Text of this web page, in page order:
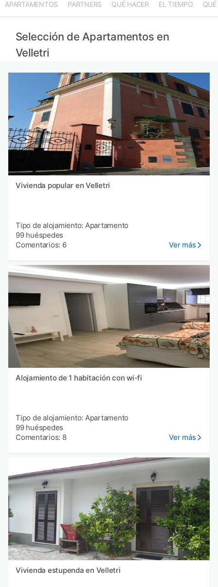
APARTAMENTOS PARTNERS QUÉ HACER EL TIEMPO QUÉ
Selección de Apartamentos en
Velletri
Vivienda popular en Velletri
Tipo de alojamiento: Apartamento
99 huéspedes
Comentarios: 6
Ver más
Alojamiento de 1 habitación con wi-fi
Tipo de alojamiento: Apartamento
99 huéspedes
Comentarios: 8
Ver más
Vivienda estupenda en Velletri